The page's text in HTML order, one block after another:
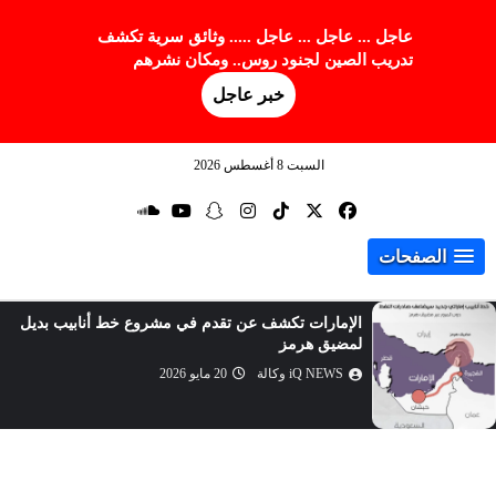
عاجل ... عاجل ... عاجل ..... وثائق سرية تكشف
تدريب الصين لجنود روس.. ومكان نشرهم
خبر عاجل
السبت 8 أغسطس 2026
الصفحات
الإمارات تكشف عن تقدم في مشروع خط أنابيب بديل
لمضيق هرمز
iQ NEWS وكالة 20 مايو 2026